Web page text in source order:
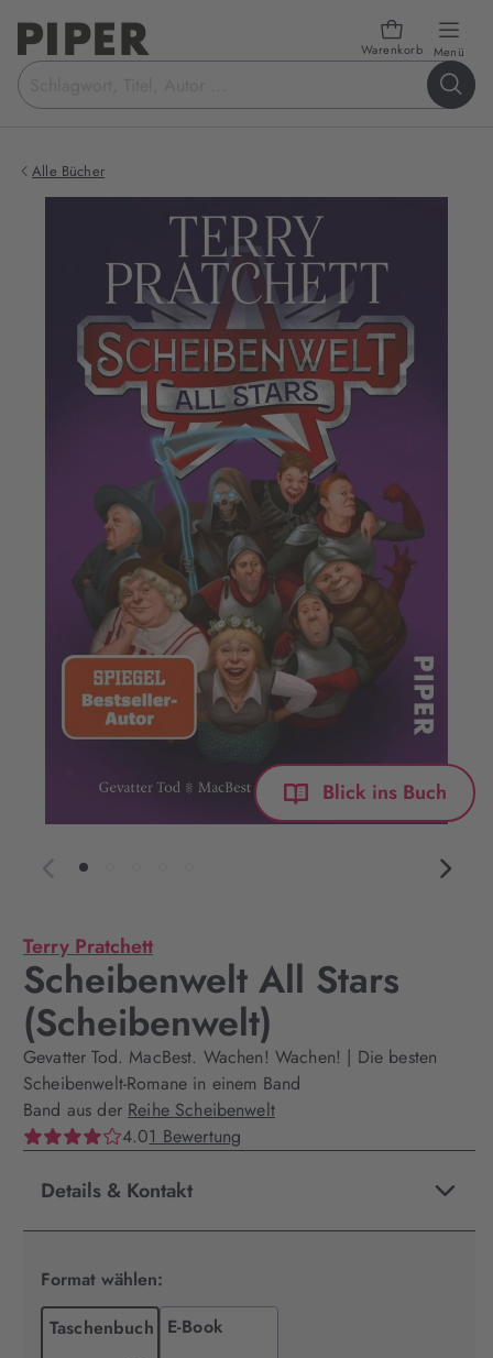
Warenkorb Menü
Suchbegriff
eingeben
Alle Bücher
Blick ins Buch
Buch
Terry Pratchett
Scheibenwelt All Stars
(Scheibenwelt)
Gevatter Tod. MacBest. Wachen! Wachen! | Die besten
Scheibenwelt-Romane in einem Band
Band aus der Reihe Scheibenwelt
4.01 Bewertung
Details & Kontakt
Format wählen:
Taschenbuch
E-Book